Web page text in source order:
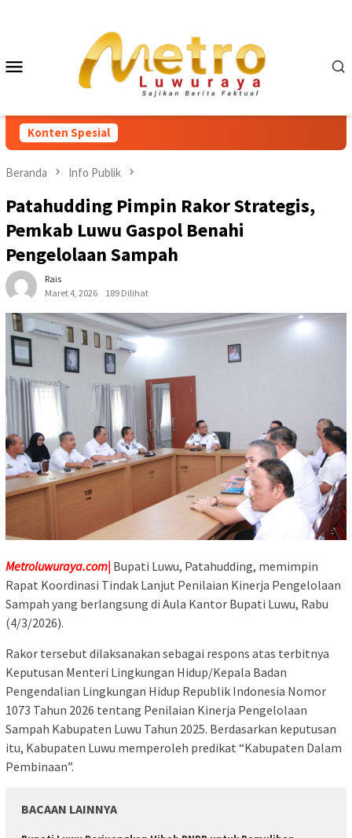
Mobile
Konten Spesial
Beranda Info Publik
Patahudding Pimpin Rakor Strategis,
Pemkab Luwu Gaspol Benahi
Pengelolaan Sampah
Rais
Maret 4, 2026
189 Dilihat
Metroluwuraya.com| Bupati Luwu, Patahudding, memimpin
Rapat Koordinasi Tindak Lanjut Penilaian Kinerja Pengelolaan
Sampah yang berlangsung di Aula Kantor Bupati Luwu, Rabu
(4/3/2026).
Rakor tersebut dilaksanakan sebagai respons atas terbitnya
Keputusan Menteri Lingkungan Hidup/Kepala Badan
Pengendalian Lingkungan Hidup Republik Indonesia Nomor
1073 Tahun 2026 tentang Penilaian Kinerja Pengelolaan
Sampah Kabupaten Luwu Tahun 2025. Berdasarkan keputusan
itu, Kabupaten Luwu memperoleh predikat “Kabupaten Dalam
Pembinaan”.
BACAAN LAINNYA